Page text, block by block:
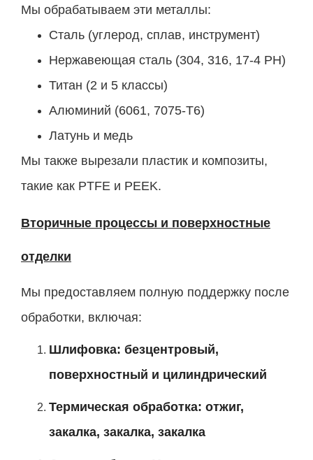
Мы обрабатываем эти металлы:
Сталь (углерод, сплав, инструмент)
Нержавеющая сталь (304, 316, 17-4 PH)
Титан (2 и 5 классы)
Алюминий (6061, 7075-T6)
Латунь и медь
Мы также вырезали пластик и композиты,
такие как PTFE и PEEK.
Вторичные процессы и поверхностные
отделки
Мы предоставляем полную поддержку после
обработки, включая:
Шлифовка: безцентровый,
поверхностный и цилиндрический
Термическая обработка: отжиг,
закалка, закалка, закалка